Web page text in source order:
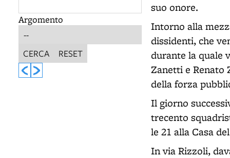
Argomento
CERCA RESET
suo onore.
Intorno alla
dissidenti, che
durante la quale
Zanetti e Renato
della forza
Il giorno
trecento
le 21 alla Casa
In via Rizzoli,